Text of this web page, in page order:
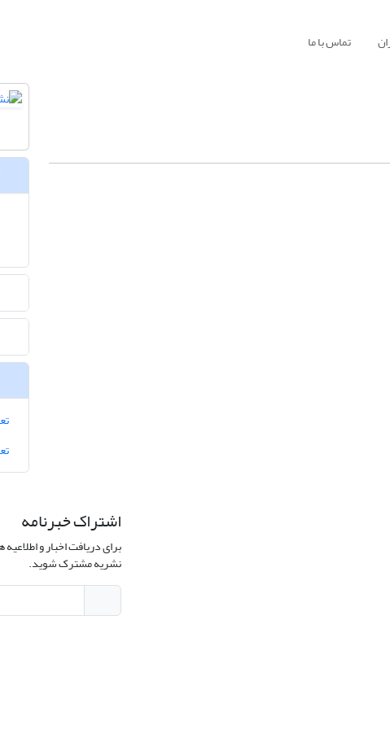
تماس با ما
اشتراک خبرنامه
برای دریافت اخبار و
نشریه مشترک شوید.